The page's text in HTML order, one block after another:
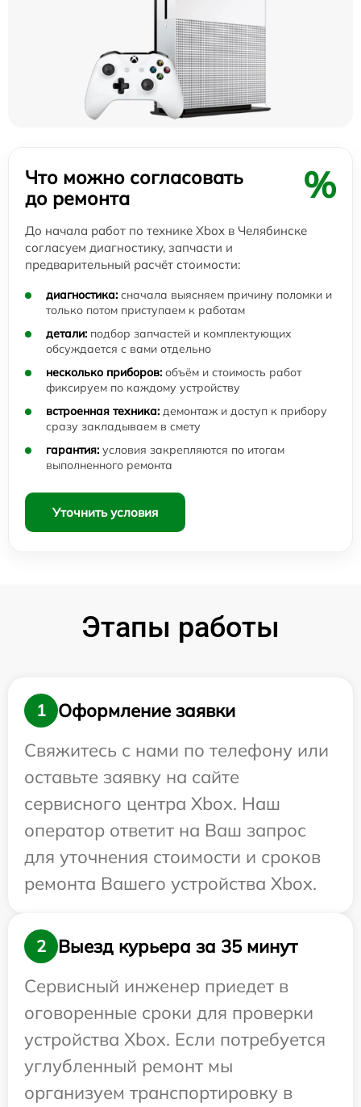
Что можно согласовать
до ремонта
%
До начала работ по технике Xbox в Челябинске
согласуем диагностику, запчасти и
предварительный расчёт стоимости:
диагностика: сначала выясняем причину поломки и
только потом приступаем к работам
детали: подбор запчастей и комплектующих
обсуждается с вами отдельно
несколько приборов: объём и стоимость работ
фиксируем по каждому устройству
встроенная техника: демонтаж и доступ к прибору
сразу закладываем в смету
гарантия: условия закрепляются по итогам
выполненного ремонта
Уточнить условия
Этапы работы
1
Оформление заявки
Свяжитесь с нами по телефону или
оставьте заявку на сайте
сервисного центра Xbox. Наш
оператор ответит на Ваш запрос
для уточнения стоимости и сроков
ремонта Вашего устройства Xbox.
2
Выезд курьера за 35 минут
Сервисный инженер приедет в
оговоренные сроки для проверки
устройства Xbox. Если потребуется
углубленный ремонт мы
организуем транспортировку в